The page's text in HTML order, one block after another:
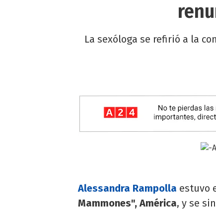
La sexóloga se refirió a la
Alessandra Rampolla estuvo
Mammones", América, y se